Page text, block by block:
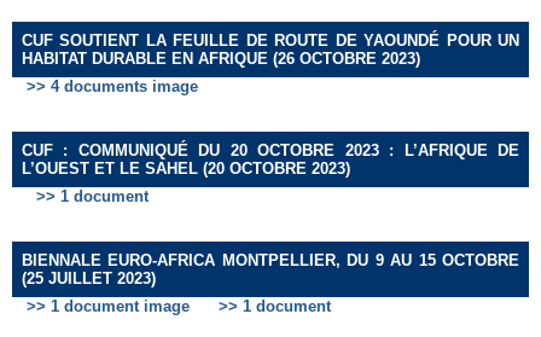
CUF SOUTIENT LA FEUILLE DE ROUTE DE YAOUNDÉ POUR UN
HABITAT DURABLE EN AFRIQUE (26 OCTOBRE 2023)
>> 4 documents image
CUF : COMMUNIQUÉ DU 20 OCTOBRE 2023 : L’AFRIQUE DE
L’OUEST ET LE SAHEL (20 OCTOBRE 2023)
>> 1 document
BIENNALE EURO-AFRICA MONTPELLIER, DU 9 AU 15 OCTOBRE
(25 JUILLET 2023)
>> 1 document image
>> 1 document